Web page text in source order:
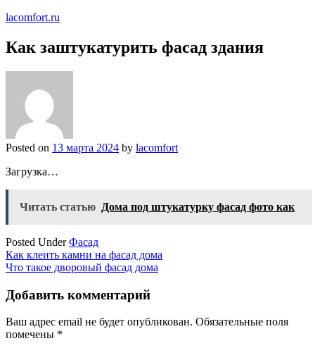
lacomfort.ru
Как заштукатурить фасад здания
Posted on 13 марта 2024 by lacomfort
Загрузка…
Читать статью Дома под штукатурку фасад фото как
Posted UnderФасад
Навигация
по
записям
Как клеить камни на фасад дома
Что такое дворовый фасад дома
Добавить комментарий
Ваш адрес email не будет опубликован. Обязательные поля
помечены *